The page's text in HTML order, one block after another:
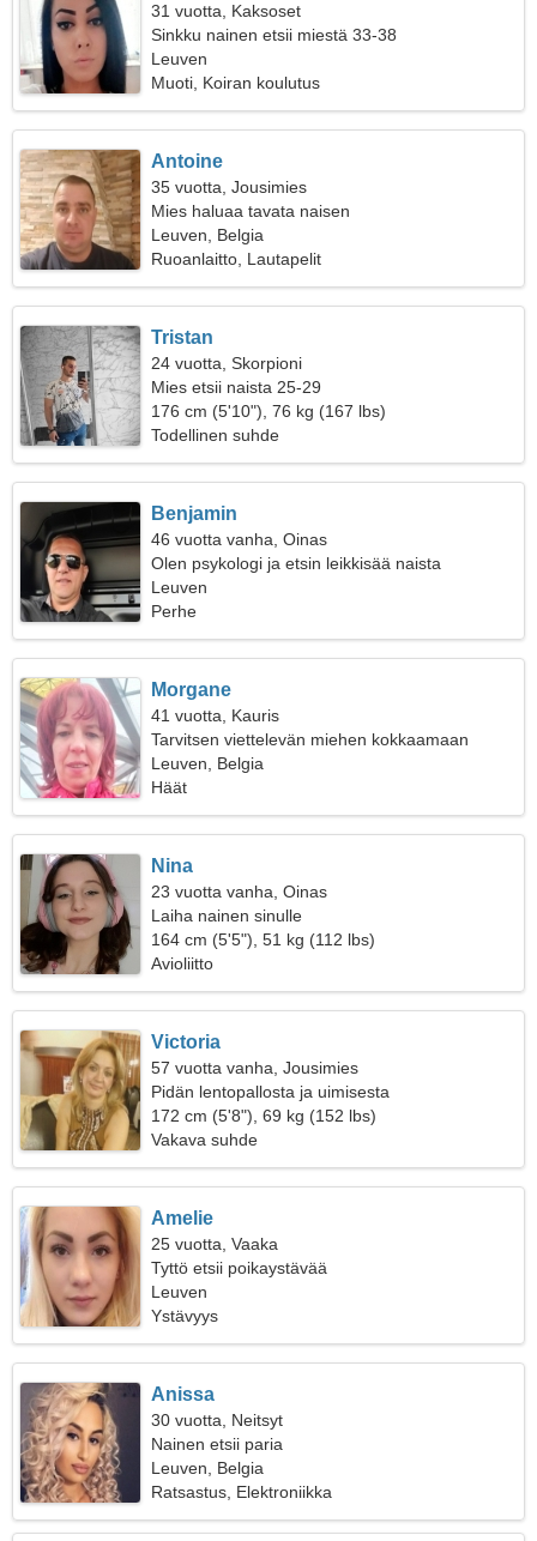
31 vuotta, Kaksoset
Sinkku nainen etsii miestä 33-38
Leuven
Muoti, Koiran koulutus
Antoine
35 vuotta, Jousimies
Mies haluaa tavata naisen
Leuven, Belgia
Ruoanlaitto, Lautapelit
Tristan
24 vuotta, Skorpioni
Mies etsii naista 25-29
176 cm (5'10"), 76 kg (167 lbs)
Todellinen suhde
Benjamin
46 vuotta vanha, Oinas
Olen psykologi ja etsin leikkisää naista
Leuven
Perhe
Morgane
41 vuotta, Kauris
Tarvitsen viettelevän miehen kokkaamaan
yhdessä
Leuven, Belgia
Häät
Nina
23 vuotta vanha, Oinas
Laiha nainen sinulle
164 cm (5'5"), 51 kg (112 lbs)
Avioliitto
Victoria
57 vuotta vanha, Jousimies
Pidän lentopallosta ja uimisesta
172 cm (5'8"), 69 kg (152 lbs)
Vakava suhde
Amelie
25 vuotta, Vaaka
Tyttö etsii poikaystävää
Leuven
Ystävyys
Anissa
30 vuotta, Neitsyt
Nainen etsii paria
Leuven, Belgia
Ratsastus, Elektroniikka